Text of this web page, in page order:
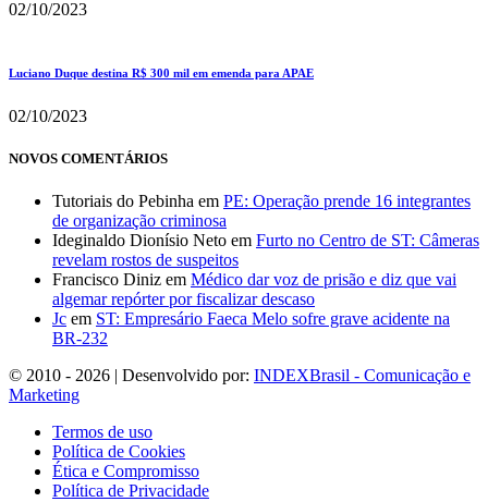
02/10/2023
Luciano Duque destina R$ 300 mil em emenda para APAE
02/10/2023
NOVOS COMENTÁRIOS
Tutoriais do Pebinha em PE: Operação prende 16 integrantes
de organização criminosa
Ideginaldo Dionísio Neto em Furto no Centro de ST: Câmeras
revelam rostos de suspeitos
Francisco Diniz em Médico dar voz de prisão e diz que vai
algemar repórter por fiscalizar descaso
Jc em ST: Empresário Faeca Melo sofre grave acidente na
BR-232
© 2010 - 2026 | Desenvolvido por: INDEXBrasil - Comunicação e
Marketing
Termos de uso
Política de Cookies
Ética e Compromisso
Política de Privacidade